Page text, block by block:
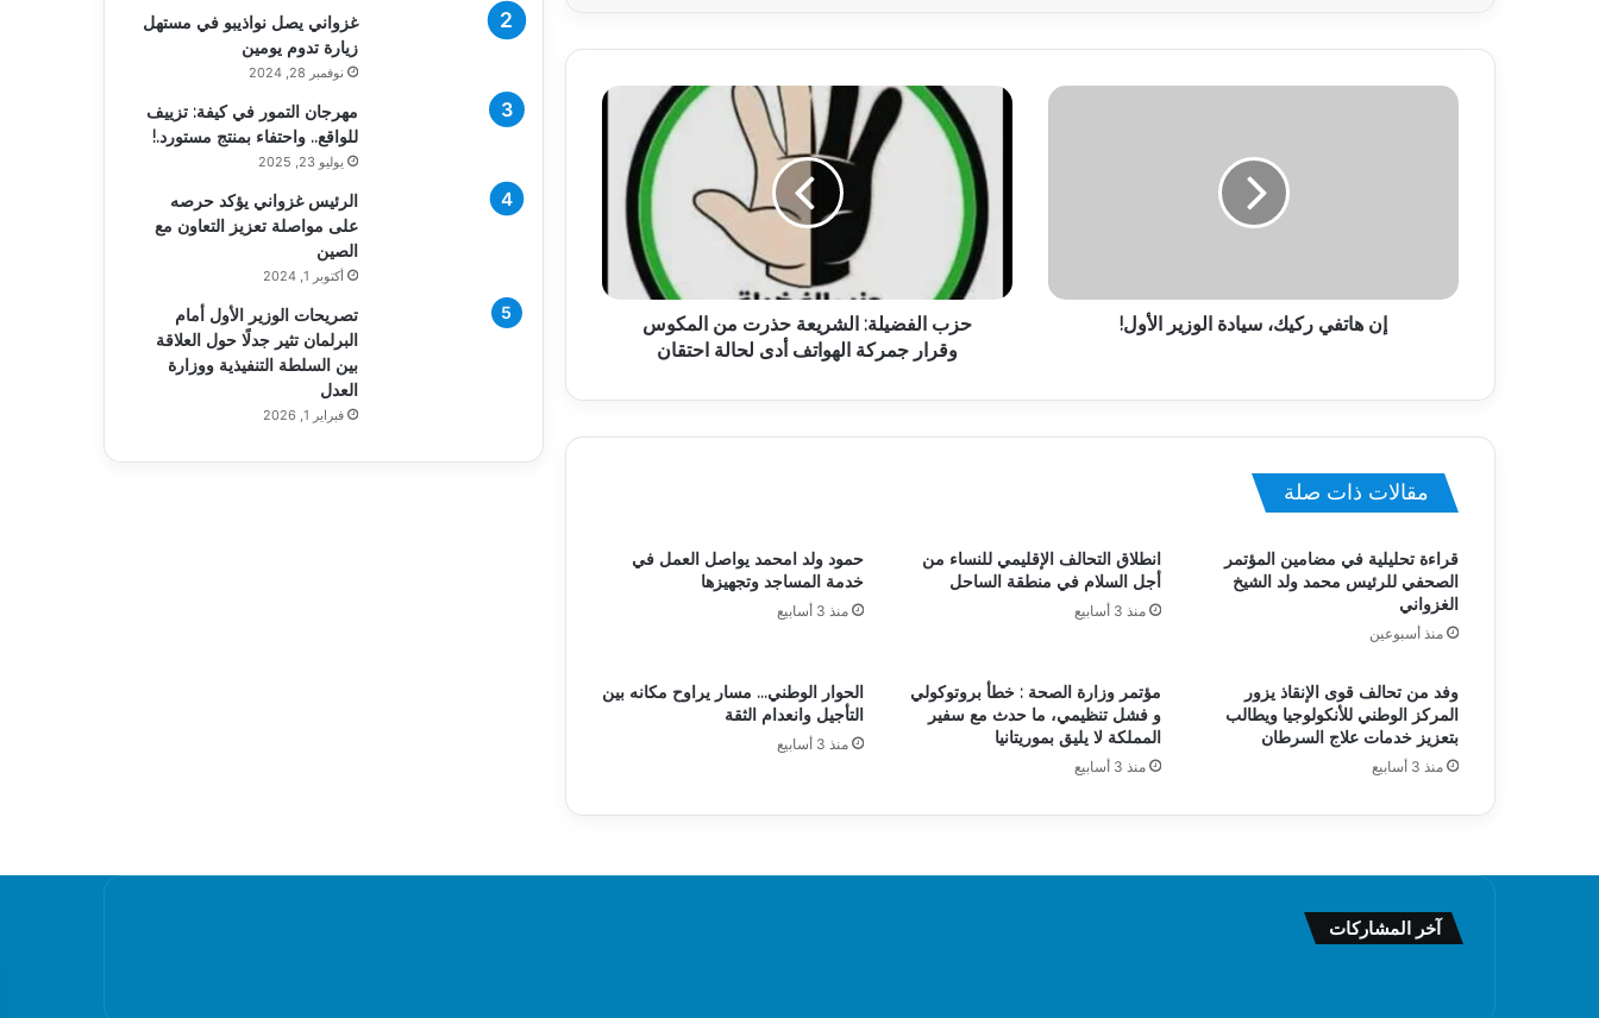
إن هاتفي ركيك، سيادة الوزير الأول!
حزب الفضيلة: الشريعة حذرت من المكوس
وقرار جمركة الهواتف أدى لحالة احتقان
مقالات ذات صلة
قراءة تحليلية في مضامين المؤتمر
الصحفي للرئيس محمد ولد الشيخ
الغزواني
منذ أسبوعين
انطلاق التحالف الإقليمي للنساء من
أجل السلام في منطقة الساحل
منذ 3 أسابيع
حمود ولد امحمد يواصل العمل في
خدمة المساجد وتجهيزها
منذ 3 أسابيع
وفد من تحالف قوى الإنقاذ يزور
المركز الوطني للأنكولوجيا ويطالب
بتعزيز خدمات علاج السرطان
منذ 3 أسابيع
مؤتمر وزارة الصحة : خطأ بروتوكولي
و فشل تنظيمي، ما حدث مع سفير
المملكة لا يليق بموريتانيا
منذ 3 أسابيع
الحوار الوطني… مسار يراوح مكانه بين
التأجيل وانعدام الثقة
منذ 3 أسابيع
غزواني يصل نواذيبو في مستهل
زيارة تدوم يومين
نوفمبر 28, 2024
مهرجان التمور في كيفة: تزييف
للواقع.. واحتفاء بمنتج مستورد.!
يوليو 23, 2025
الرئيس غزواني يؤكد حرصه
على مواصلة تعزيز التعاون مع
الصين
أكتوبر 1, 2024
تصريحات الوزير الأول أمام
البرلمان تثير جدلًا حول العلاقة
بين السلطة التنفيذية ووزارة
العدل
فبراير 1, 2026
آخر المشاركات